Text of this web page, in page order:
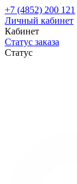
+7 (4852) 200 121
Личный кабинет
Кабинет
Статус заказа
Статус